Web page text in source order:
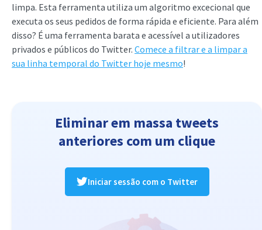
limpa. Esta ferramenta utiliza um algoritmo excecional que
executa os seus pedidos de forma rápida e eficiente. Para além
disso? É uma ferramenta barata e acessível a utilizadores
privados e públicos do Twitter. Comece a filtrar e a limpar a
sua linha temporal do Twitter hoje mesmo!
Eliminar em massa tweets
anteriores com um clique
Iniciar sessão com o Twitter